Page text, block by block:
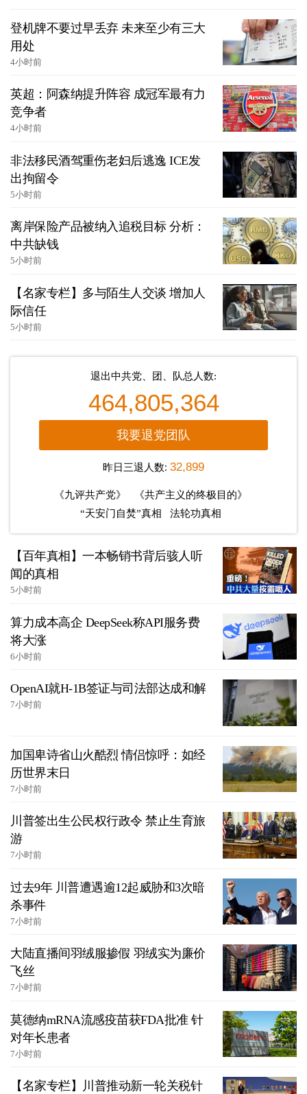
登机牌不要过早丢弃 未来至少有三大
用处
4小时前
英超：阿森纳提升阵容 成冠军最有力
竞争者
4小时前
非法移民酒驾重伤老妇后逃逸 ICE发
出拘留令
5小时前
离岸保险产品被纳入追税目标 分析：
中共缺钱
5小时前
【名家专栏】多与陌生人交谈 增加人
际信任
5小时前
退出中共党、团、队总人数:
464,805,364
我要退党团队
昨日三退人数: 32,899
《九评共产党》
《共产主义的终极目的》
“天安门自焚”真相
法轮功真相
【百年真相】一本畅销书背后骇人听
闻的真相
5小时前
算力成本高企 DeepSeek称API服务费
将大涨
6小时前
OpenAI就H-1B签证与司法部达成和解
7小时前
加国卑诗省山火酷烈 情侣惊呼：如经
历世界末日
7小时前
川普签出生公民权行政令 禁止生育旅
游
7小时前
过去9年 川普遭遇逾12起威胁和3次暗
杀事件
7小时前
大陆直播间羽绒服掺假 羽绒实为廉价
飞丝
7小时前
莫德纳mRNA流感疫苗获FDA批准 针
对年长患者
7小时前
【名家专栏】川普推动新一轮关税针